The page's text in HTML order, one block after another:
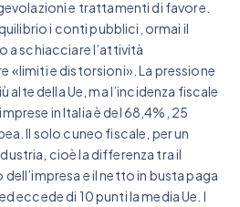
e trattamenti di favore.
i conti pubblici, ormai il
a schiacciare l’attività
«limiti e distorsioni». La pressione
alte della Ue, ma l’incidenza fiscale
in Italia è del 68,4%, 25
Il solo cuneo fiscale, per un
cioè la differenza tra il
e il netto in busta paga
eccede di 10 punti la media Ue. I